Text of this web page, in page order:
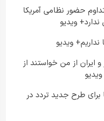
حضور نظامی آمریکا
ویدیو
نداریم+ ویدیو
ایران از من خواستند از
برای طرح جدید تردد در